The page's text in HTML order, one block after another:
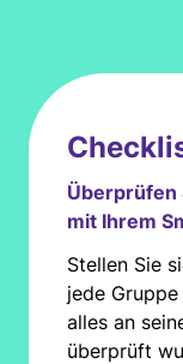
Überprüfen
mit Ihrem
Stellen Sie
jede
alles an
überprüft